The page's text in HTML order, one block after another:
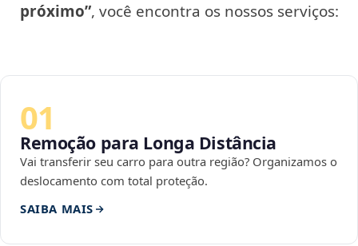
próximo”, você encontra os nossos serviços:
01
Remoção para Longa Distância
Vai transferir seu carro para outra região? Organizamos o
deslocamento com total proteção.
SAIBA MAIS